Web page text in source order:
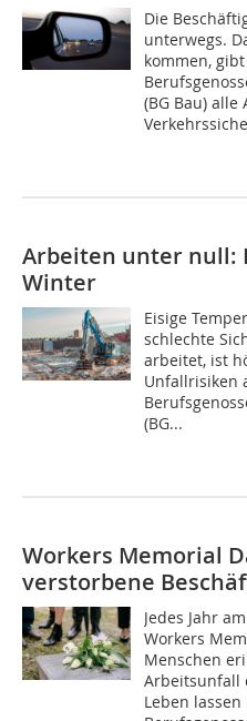
Die
unterwegs.
kommen,
(BG Bau)
Arbeiten unter null:
Winter
Eisige
schlechte
arbeitet, ist
Unfallrisiken
(BG...
Workers Memorial
verstorbene
Jedes Jahr
Workers
Menschen
Arbeitsunfall
Leben